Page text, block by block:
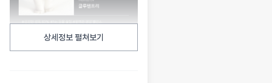
상세정보 펼쳐보기